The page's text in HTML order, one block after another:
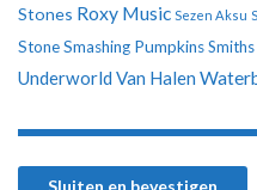
Stones Roxy Music Sezen Aksu
StoneSmashing PumpkinsSmiths
Underworld Van Halen